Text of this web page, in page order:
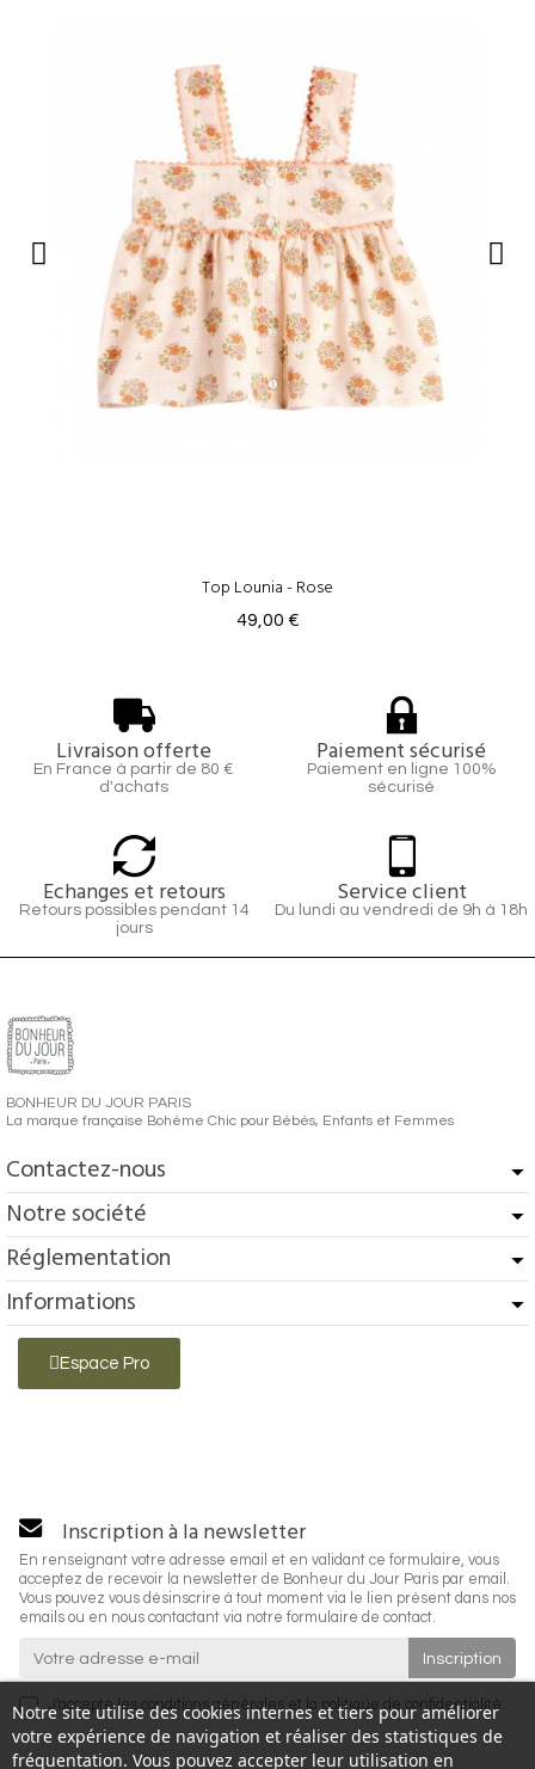
Top Lounia - Rose
49,00 €
Livraison offerte
En France à partir de 80 €
d'achats
Paiement sécurisé
Paiement en ligne 100%
sécurisé
Echanges et retours
Retours possibles pendant 14
jours
Service client
Du lundi au vendredi de 9h à 18h
BONHEUR DU JOUR PARIS
La marque française Bohème Chic pour Bébés, Enfants et Femmes
Contactez-nous
Notre société
Réglementation
Informations
Espace Pro
Notre site utilise des cookies internes et tiers pour améliorer
votre expérience de navigation et réaliser des statistiques de
fréquentation. Vous pouvez accepter leur utilisation en
Inscription à la newsletter
En renseignant votre adresse email et en validant ce formulaire, vous
acceptez de recevoir la newsletter de Bonheur du Jour Paris par email.
Vous pouvez vous désinscrire à tout moment via le lien présent dans nos
emails ou en nous contactant via notre formulaire de contact.
J'accepte les conditions générales et la politique de confidentialité.